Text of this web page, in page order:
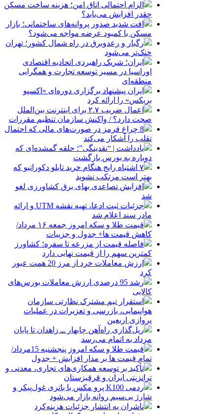
الزام احتمالی اتاق امن؛ هزینه ساخت مسکن
چقدر افزایش می‌یابد؟
افت شدید صدور پروانه‌های ساختمانی؛ بازار
مسکن با کمبود عرضه مواجه می‌شود؟
رگبار و رعدوبرق در راه شمال کشور؛ تهران
خنک‌تر می‌شود
ایران؛ شریک راهبردی اتحادیه اقتصادی
اوراسیا در مسیر توسعه تجارت و همگرایی
منطقه‌ای
ایران پیشنهاد برگزاری دوره‌ای «اکسپو
بریکس» را ارائه کرد
اعمال ضریب ۲.۷ برای اینترنت بین‌الملل
صحت دارد؟ / واکنش سازمان تنظیم مقررات
8 چراغ قرمز در صورت‌های مالی که احتمال
تقلب را آشکار می‌کند
یادداشت | “نقدینگی”؛ حلقه گمشده‌ای که
دوباره به بورس بازگشت
۷ اشتباه رایج هنگام خرید تابلو دکوراتیو که
بهتر است مرتکب نشوید
افزایش تصاعدی بهای برق کشاورزی لغو
شد
جزئیات ثبت ادعا، تهیه نقشه UTM و ارائه
مادر سند اعلام شد
قیمت طلا و سکه امروز جمعه ۱۶ مرداد/
کاهش قیمت ها+ جدول و جزییات
فاصله قیمت از مزرعه تا سفره؛ کشاورز
کمترین سهم را از قیمت نهایی دارد
ارزش معاملات خرد از مرز 20 همت عبور
کرد
رشد 95 درصدی ارزش معاملات بورس‌های
کالایی
استقرار تیم مشترک نظارتی سازمان
هواپیمایی، بازرسی و تعزیرات در عملیات
پروازی اربعین
ریل‌گذاری راه‌آهن چابهار ــ زاهدان تا پایان
مرداد به اتمام می‌رسد
قیمت طلا و سکه امروز پنجشنبه 15مرداد/
تمام قیمت ها بر مدار افزایش + جدول
تأکید بر توسعه همکاری‌های تجاری، معدنی و
ترانزیتی ایران و قرقیزستان
ردمی K100 پرو مکس با باتری غول‌پیکر و
شارژ بی‌سیم روانه بازار می‌شود
ناشران به انتشار جزئیات هزینه‌کرد